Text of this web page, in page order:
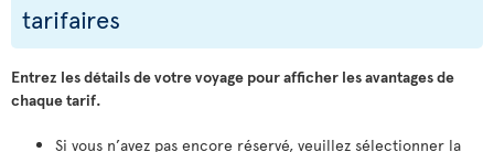
tarifaires
Entrez les détails de votre voyage pour afficher les avantages de
chaque tarif.
Si vous n’avez pas encore réservé, veuillez sélectionner la